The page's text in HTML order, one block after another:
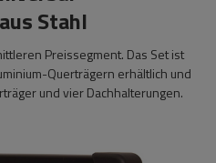
Stahl
Preissegment. Das Set ist
Querträgern erhältlich und
und vier Dachhalterungen.